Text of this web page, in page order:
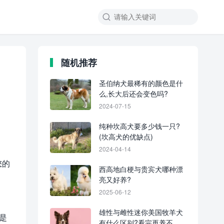
随机推荐
圣伯纳犬最稀有的颜色是什
么,长大后还会变色吗?
2024-07-15
纯种坎高犬要多少钱一只?
(坎高犬的优缺点)
2024-04-14
西高地白梗与贵宾犬哪种漂
亮又好养?
2025-06-12
雄性与雌性迷你美国牧羊犬